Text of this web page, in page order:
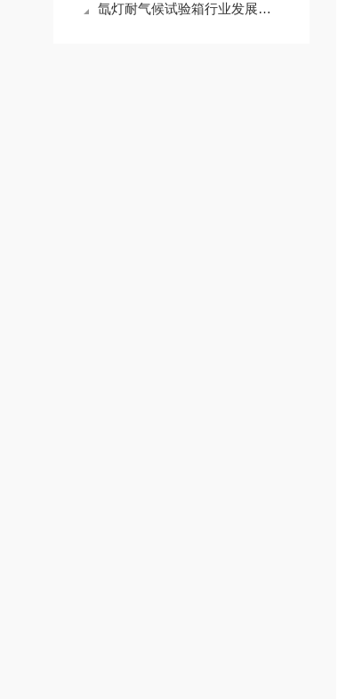
氙灯耐气候试验箱行业发展可比作房屋建设